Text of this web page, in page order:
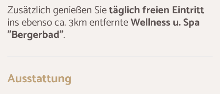
Zusätzlich genießen Sietäglich freien Eintritt
ins ebenso ca. 3km entfernteWellness u. Spa
"Bergerbad".
Ausstattung